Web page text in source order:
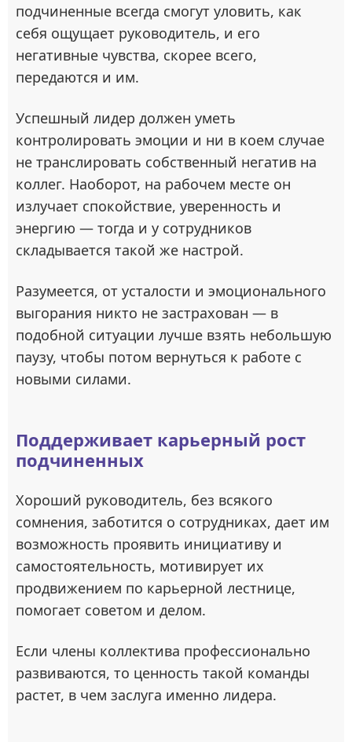
подчиненные всегда смогут уловить, как
себя ощущает руководитель, и его
негативные чувства, скорее всего,
передаются и им.
Успешный лидер должен уметь
контролировать эмоции и ни в коем случае
не транслировать собственный негатив на
коллег. Наоборот, на рабочем месте он
излучает спокойствие, уверенность и
энергию — тогда и у сотрудников
складывается такой же настрой.
Разумеется, от усталости и эмоционального
выгорания никто не застрахован — в
подобной ситуации лучше взять небольшую
паузу, чтобы потом вернуться к работе с
новыми силами.
Поддерживает карьерный рост
подчиненных
Хороший руководитель, без всякого
сомнения, заботится о сотрудниках, дает им
возможность проявить инициативу и
самостоятельность, мотивирует их
продвижением по карьерной лестнице,
помогает советом и делом.
Если члены коллектива профессионально
развиваются, то ценность такой команды
растет, в чем заслуга именно лидера.